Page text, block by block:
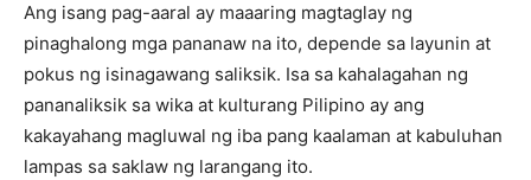
Ang isang pag-aaral ay maaaring magtaglay ng
pinaghalong mga pananaw na ito, depende sa layunin at
pokus ng isinagawang saliksik. Isa sa kahalagahan ng
pananaliksik sa wika at kulturang Pilipino ay ang
kakayahang magluwal ng iba pang kaalaman at kabuluhan
lampas sa saklaw ng larangang ito.